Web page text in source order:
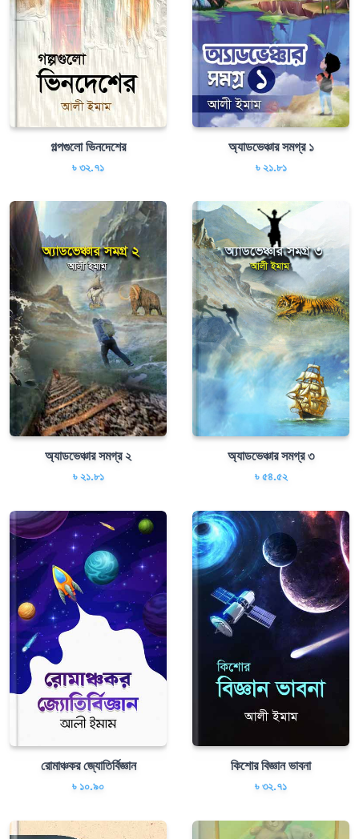
গল্পগুলো ভিনদেশের
৳ ৩২.৭১
অ্যাডভেঞ্চার সমগ্র ১
৳ ২১.৮১
অ্যাডভেঞ্চার সমগ্র ২
৳ ২১.৮১
অ্যাডভেঞ্চার সমগ্র ৩
৳ ৫৪.৫২
রোমাঞ্চকর জ্যোতির্বিজ্ঞান
৳ ১০.৯০
কিশোর বিজ্ঞান ভাবনা
৳ ৩২.৭১